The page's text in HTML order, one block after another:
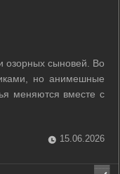
сыновей. Во
но анимешные
меняются вместе с
15.06.2026